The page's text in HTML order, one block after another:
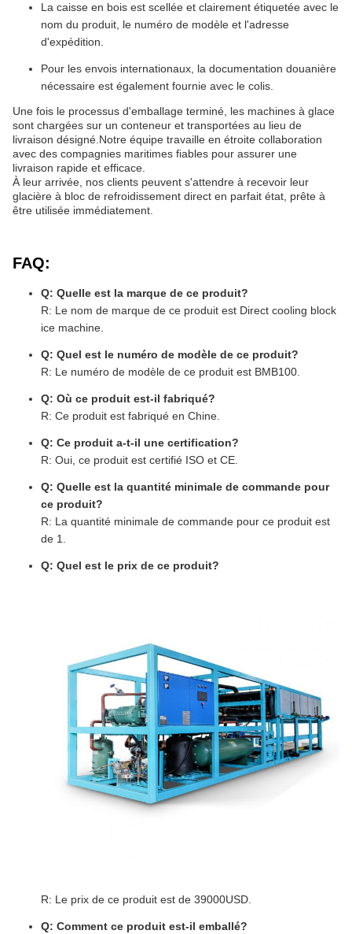
La caisse en bois est scellée et clairement étiquetée avec le
nom du produit, le numéro de modèle et l'adresse
d'expédition.
Pour les envois internationaux, la documentation douanière
nécessaire est également fournie avec le colis.
Une fois le processus d'emballage terminé, les machines à glace
sont chargées sur un conteneur et transportées au lieu de
livraison désigné.Notre équipe travaille en étroite collaboration
avec des compagnies maritimes fiables pour assurer une
livraison rapide et efficace.
À leur arrivée, nos clients peuvent s'attendre à recevoir leur
glacière à bloc de refroidissement direct en parfait état, prête à
être utilisée immédiatement.
FAQ:
Q: Quelle est la marque de ce produit?
R: Le nom de marque de ce produit est Direct cooling block
ice machine.
Q: Quel est le numéro de modèle de ce produit?
R: Le numéro de modèle de ce produit est BMB100.
Q: Où ce produit est-il fabriqué?
R: Ce produit est fabriqué en Chine.
Q: Ce produit a-t-il une certification?
R: Oui, ce produit est certifié ISO et CE.
Q: Quelle est la quantité minimale de commande pour
ce produit?
R: La quantité minimale de commande pour ce produit est
de 1.
Q: Quel est le prix de ce produit?
R: Le prix de ce produit est de 39000USD.
Q: Comment ce produit est-il emballé?